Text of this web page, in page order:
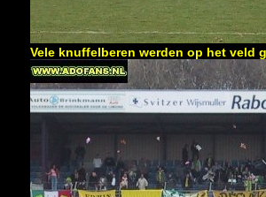
Vele knuffelberen werden op het veld